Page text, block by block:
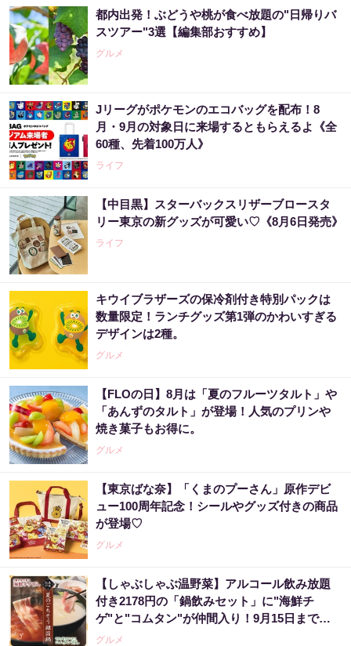
都内出発！ぶどうや桃が食べ放題の"日帰りバ
スツアー"3選【編集部おすすめ】
グルメ
Jリーグがポケモンのエコバッグを配布！8
月・9月の対象日に来場するともらえるよ《全
60種、先着100万人》
ライフ
【中目黒】スターバックスリザーブロースタ
リー東京の新グッズが可愛い♡《8月6日発売》
ライフ
キウイブラザーズの保冷剤付き特別パックは
数量限定！ランチグッズ第1弾のかわいすぎる
デザインは2種。
グルメ
【FLOの日】8月は「夏のフルーツタルト」や
「あんずのタルト」が登場！人気のプリンや
焼き菓子もお得に。
グルメ
【東京ばな奈】「くまのプーさん」原作デビ
ュー100周年記念！シールやグッズ付きの商品
が登場♡
グルメ
【しゃぶしゃぶ温野菜】アルコール飲み放題
付き2178円の「鍋飲みセット」に"海鮮チ
ゲ"と"コムタン"が仲間入り！9月15日までの
夏限定。
グルメ